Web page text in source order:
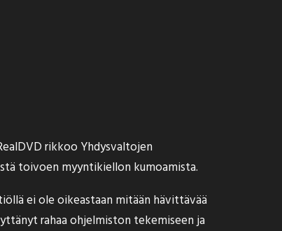
rikkoo Yhdysvaltojen
toivoen myyntikiellon kumoamista.
ei ole oikeastaan mitään hävittävää
rahaa ohjelmiston tekemiseen ja